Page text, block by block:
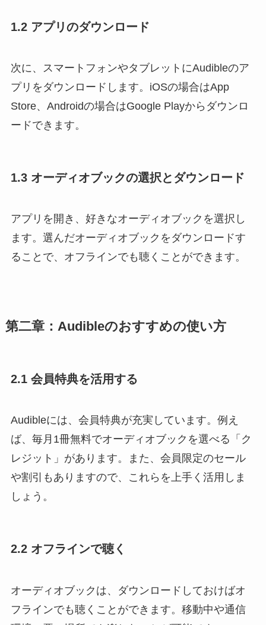
1.2 アプリのダウンロード
次に、スマートフォンやタブレットにAudibleのア
プリをダウンロードします。iOSの場合はApp
Store、Androidの場合はGoogle Playからダウンロ
ードできます。
1.3 オーディオブックの選択とダウンロード
アプリを開き、好きなオーディオブックを選択し
ます。選んだオーディオブックをダウンロードす
ることで、オフラインでも聴くことができます。
第二章：Audibleのおすすめの使い方
2.1 会員特典を活用する
Audibleには、会員特典が充実しています。例え
ば、毎月1冊無料でオーディオブックを選べる「ク
レジット」があります。また、会員限定のセール
や割引もありますので、これらを上手く活用しま
しょう。
2.2 オフラインで聴く
オーディオブックは、ダウンロードしておけばオ
フラインでも聴くことができます。移動中や通信